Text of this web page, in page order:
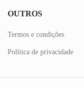
OUTROS
Termos e condições
Política de privacidade